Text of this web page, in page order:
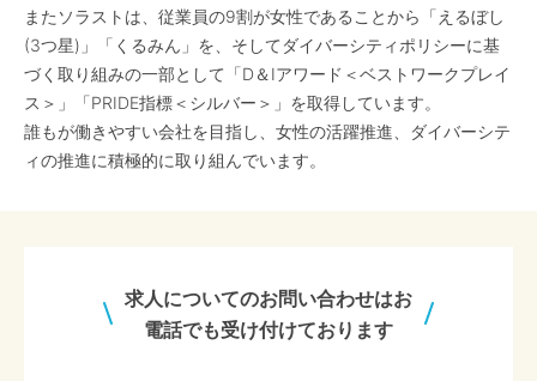
またソラストは、従業員の9割が女性であることから「えるぼし
(3つ星)」「くるみん」を、そしてダイバーシティポリシーに基
づく取り組みの一部として「D＆Iアワード＜ベストワークプレイ
ス＞」「PRIDE指標＜シルバー＞」を取得しています。
誰もが働きやすい会社を目指し、女性の活躍推進、ダイバーシテ
ィの推進に積極的に取り組んでいます。
求人についてのお問い合わせはお
電話でも受け付けております